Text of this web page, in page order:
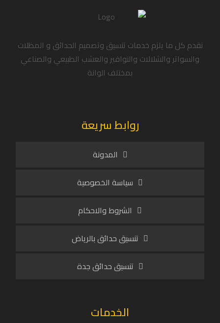
نقدم كل ما يلزم خدمات تنسيق وتصميم الحدائق و المظلات
والسواتر والشلالات والنوافير والعشب الطبيعي والصناعي
بمختلف الوانة
روابط سريعة
المدونة
سياسة الخصوصية
الشروط والاحكام
تنسيق حدائق بالرياض
تنسيق حدائق جدة
الخدمات